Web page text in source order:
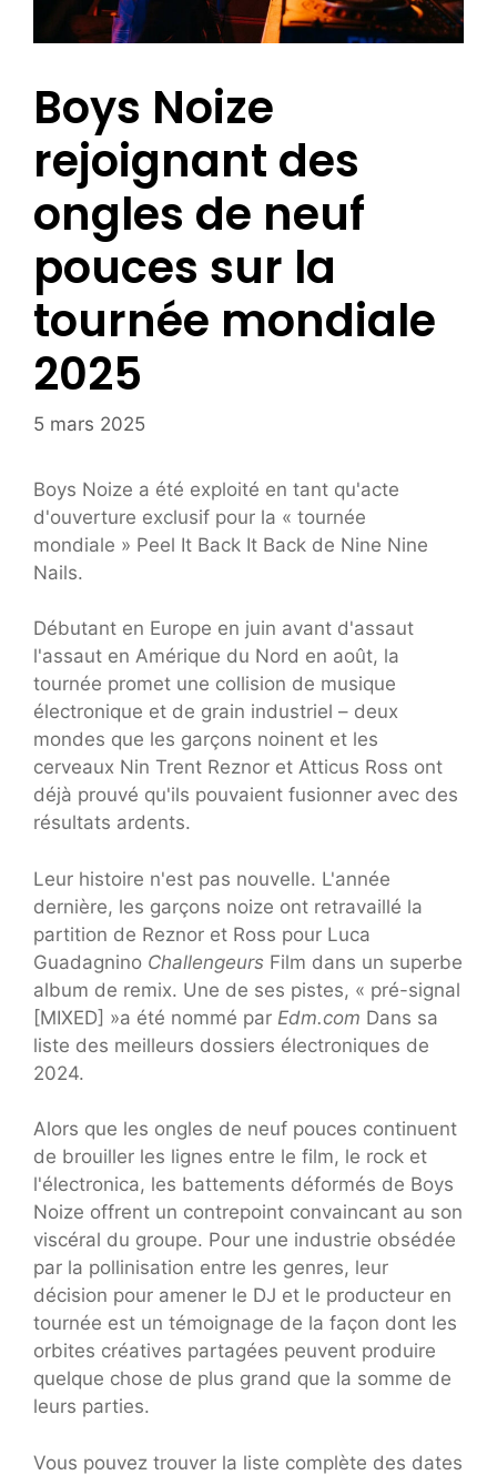
Boys Noize
rejoignant des
ongles de neuf
pouces sur la
tournée mondiale
2025
5 mars 2025
Boys Noize a été exploité en tant qu'acte
d'ouverture exclusif pour la « tournée
mondiale » Peel It Back It Back de Nine Nine
Nails.
Débutant en Europe en juin avant d'assaut
l'assaut en Amérique du Nord en août, la
tournée promet une collision de musique
électronique et de grain industriel – deux
mondes que les garçons noinent et les
cerveaux Nin Trent Reznor et Atticus Ross ont
déjà prouvé qu'ils pouvaient fusionner avec des
résultats ardents.
Leur histoire n'est pas nouvelle. L'année
dernière, les garçons noize ont retravaillé la
partition de Reznor et Ross pour Luca
Guadagnino Challengeurs Film dans un superbe
album de remix. Une de ses pistes, « pré-signal
[MIXED] »a été nommé par Edm.com Dans sa
liste des meilleurs dossiers électroniques de
2024.
Alors que les ongles de neuf pouces continuent
de brouiller les lignes entre le film, le rock et
l'électronica, les battements déformés de Boys
Noize offrent un contrepoint convaincant au son
viscéral du groupe. Pour une industrie obsédée
par la pollinisation entre les genres, leur
décision pour amener le DJ et le producteur en
tournée est un témoignage de la façon dont les
orbites créatives partagées peuvent produire
quelque chose de plus grand que la somme de
leurs parties.
Vous pouvez trouver la liste complète des dates